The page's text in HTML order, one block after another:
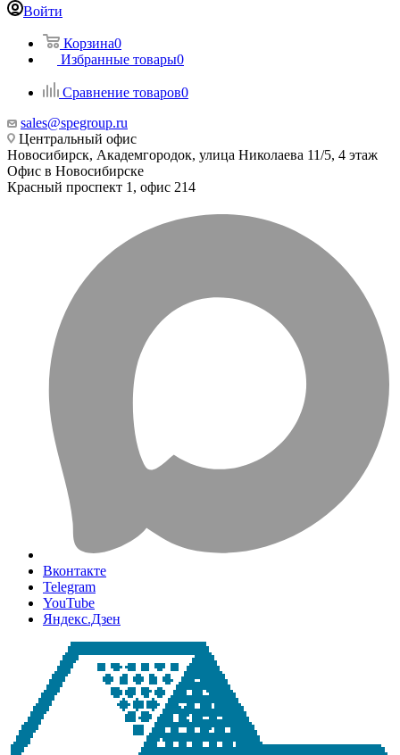
Войти
Корзина0
Избранные товары0
Сравнение товаров0
sales@spegroup.ru
Центральный офис
Новосибирск, Академгородок, улица Николаева 11/5, 4 этаж
Офис в Новосибирске
Красный проспект 1, офис 214
Вконтакте
Telegram
YouTube
Яндекс.Дзен